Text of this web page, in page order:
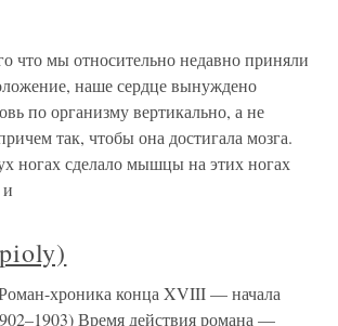
что мы относительно недавно приняли
наше сердце вынуждено
по организму вертикально, а не
так, чтобы она достигала мозга.
ногах сделало мышцы на этих ногах
хроника конца XVIII — начала
Время действия романа —